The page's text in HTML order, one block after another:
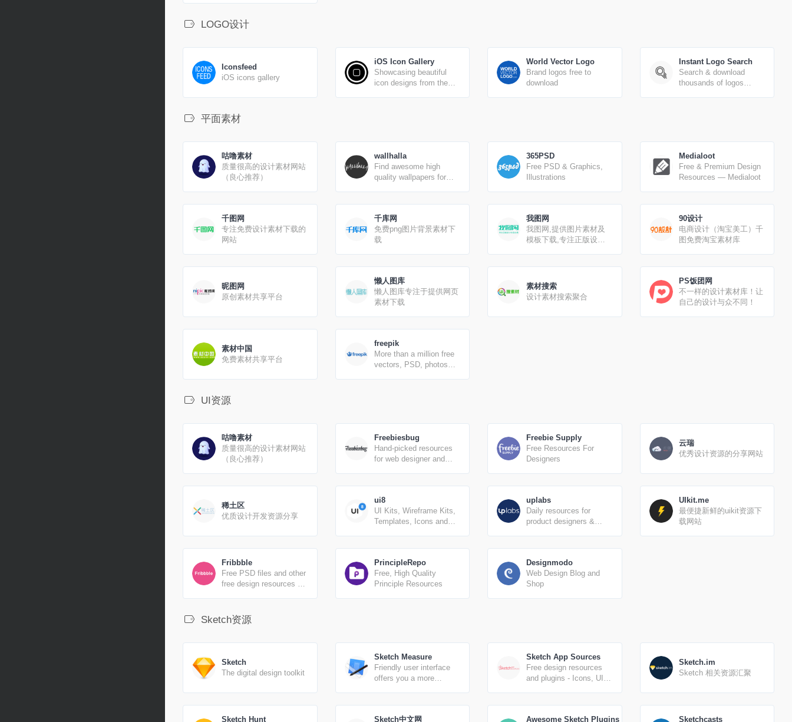
LOGO设计
Iconsfeed
iOS icons gallery
iOS Icon Gallery
Showcasing beautiful
icon designs from the
World Vector Logo
Brand logos free to
download
Instant Logo Search
Search & download
thousands of logos
平面素材
咕噜素材
质量很高的设计素材网站
（良心推荐）
wallhalla
Find awesome high
quality wallpapers for
365PSD
Free PSD & Graphics,
Illustrations
Medialoot
Free & Premium Design
Resources — Medialoot
千图网
专注免费设计素材下载的
网站
千库网
免费png图片背景素材下
载
我图网
我图网,提供图片素材及
模板下载,专注正版设计
90设计
电商设计（淘宝美工）千
图免费淘宝素材库
昵图网
原创素材共享平台
懒人图库
懒人图库专注于提供网页
素材下载
素材搜索
设计素材搜索聚合
PS饭团网
不一样的设计素材库！让
自己的设计与众不同！
素材中国
免费素材共享平台
freepik
More than a million free
vectors, PSD, photos
UI资源
咕噜素材
质量很高的设计素材网站
（良心推荐）
Freebiesbug
Hand-picked resources
for web designer and
Freebie Supply
Free Resources For
Designers
云瑞
优秀设计资源的分享网站
稀土区
优质设计开发资源分享
ui8
UI Kits, Wireframe Kits,
Templates, Icons and
uplabs
Daily resources for
product designers &
UIkit.me
最便捷新鲜的uikit资源下
载网站
Fribbble
Free PSD files and other
free design resources by
PrincipleRepo
Free, High Quality
Principle Resources
Designmodo
Web Design Blog and
Shop
Sketch资源
Sketch
The digital design toolkit
Sketch Measure
Friendly user interface
offers you a more
Sketch App Sources
Free design resources
and plugins - Icons, UI
Sketch.im
Sketch 相关资源汇聚
Sketch Hunt Sketch中文网 Awesome Sketch Plugins Sketchcasts